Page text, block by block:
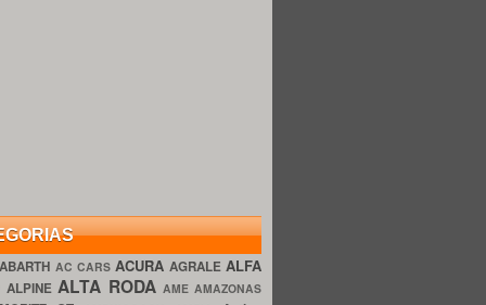
ABARTH AC CARS ACURA AGRALE ALFA
ALPINEALTA RODA AME AMAZONAS